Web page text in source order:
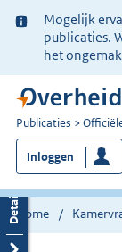
Ter
informatie:
Mogelijk
publicaties.
het
U
bent
nu
hier:
Publicaties
Inloggen
Home